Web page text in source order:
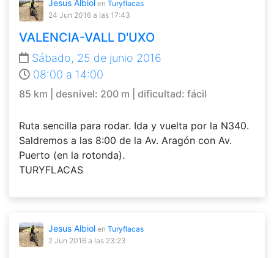
Jesus Albiol en Turyflacas
24 Jun 2016 a las 17:43
VALENCIA-VALL D'UXO
Sábado, 25 de junio 2016
08:00 a 14:00
85 km | desnivel: 200 m | dificultad: fácil
Ruta sencilla para rodar. Ida y vuelta por la N340.
Saldremos a las 8:00 de la Av. Aragón con Av.
Puerto (en la rotonda).
TURYFLACAS
Jesus Albiol en Turyflacas
2 Jun 2016 a las 23:23